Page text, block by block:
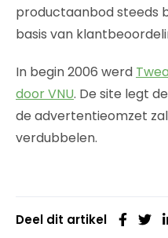
productaanbod steeds
basis van
In begin 2006 werd
door VNU. De site legt de
de advertentieomzet
verdubbelen.
Deel dit artikel